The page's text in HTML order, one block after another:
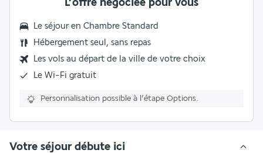
Le séjour en Chambre Standard
Hébergement seul, sans repas
Les vols au départ de la ville de votre choix
Le Wi-Fi gratuit
Personnalisation possible à l’étape Options.
Votre séjour débute ici